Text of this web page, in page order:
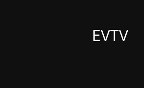
EVTV